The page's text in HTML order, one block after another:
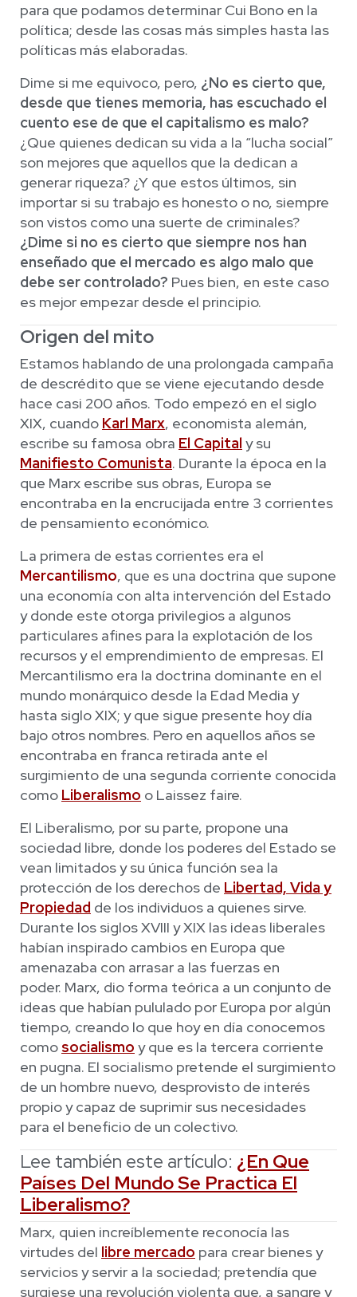
para que podamos determinar Cui Bono en la
política; desde las cosas más simples hasta las
políticas más elaboradas.
Dime si me equivoco, pero, ¿No es cierto que,
desde que tienes memoria, has escuchado el
cuento ese de que el capitalismo es malo?
¿Que quienes dedican su vida a la “lucha social”
son mejores que aquellos que la dedican a
generar riqueza? ¿Y que estos últimos, sin
importar si su trabajo es honesto o no, siempre
son vistos como una suerte de criminales?
¿Dime si no es cierto que siempre nos han
enseñado que el mercado es algo malo que
debe ser controlado? Pues bien, en este caso
es mejor empezar desde el principio.
Origen del mito
Estamos hablando de una prolongada campaña
de descrédito que se viene ejecutando desde
hace casi 200 años. Todo empezó en el siglo
XIX, cuando Karl Marx, economista alemán,
escribe su famosa obra El Capital y su
Manifiesto Comunista. Durante la época en la
que Marx escribe sus obras, Europa se
encontraba en la encrucijada entre 3 corrientes
de pensamiento económico.
La primera de estas corrientes era el
Mercantilismo, que es una doctrina que supone
una economía con alta intervención del Estado
y donde este otorga privilegios a algunos
particulares afines para la explotación de los
recursos y el emprendimiento de empresas. El
Mercantilismo era la doctrina dominante en el
mundo monárquico desde la Edad Media y
hasta siglo XIX; y que sigue presente hoy día
bajo otros nombres. Pero en aquellos años se
encontraba en franca retirada ante el
surgimiento de una segunda corriente conocida
como Liberalismo o Laissez faire.
El Liberalismo, por su parte, propone una
sociedad libre, donde los poderes del Estado se
vean limitados y su única función sea la
protección de los derechos de Libertad, Vida y
Propiedad de los individuos a quienes sirve.
Durante los siglos XVIII y XIX las ideas liberales
habían inspirado cambios en Europa que
amenazaba con arrasar a las fuerzas en
poder. Marx, dio forma teórica a un conjunto de
ideas que habían pululado por Europa por algún
tiempo, creando lo que hoy en día conocemos
como socialismo y que es la tercera corriente
en pugna. El socialismo pretende el surgimiento
de un hombre nuevo, desprovisto de interés
propio y capaz de suprimir sus necesidades
para el beneficio de un colectivo.
Lee también este artículo: ¿En Que
Países Del Mundo Se Practica El
Liberalismo?
Marx, quien increíblemente reconocía las
virtudes del libre mercado para crear bienes y
servicios y servir a la sociedad; pretendía que
surgiese una revolución violenta que, a sangre y